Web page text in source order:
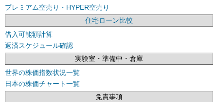
プレミアム空売り・HYPER空売り
住宅ローン比較
借入可能額計算
返済スケジュール確認
実験室・準備中・倉庫
世界の株価指数状況一覧
日本の株価チャート一覧
免責事項